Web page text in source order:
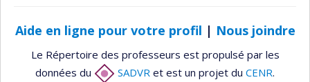
Aide en ligne pour votre profil | Nous joindre
Le Répertoire des professeurs est propulsé par les
données du
SADVR et est un projet du CENR.